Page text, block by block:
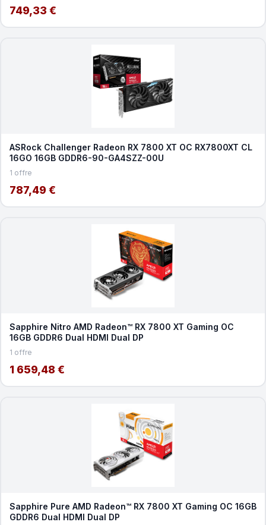
749,33 €
ASRock Challenger Radeon RX 7800 XT OC RX7800XT CL
16GO 16GB GDDR6-90-GA4SZZ-00U
1 offre
787,49 €
Sapphire Nitro AMD Radeon™ RX 7800 XT Gaming OC
16GB GDDR6 Dual HDMI Dual DP
1 offre
1 659,48 €
Sapphire Pure AMD Radeon™ RX 7800 XT Gaming OC 16GB
GDDR6 Dual HDMI Dual DP